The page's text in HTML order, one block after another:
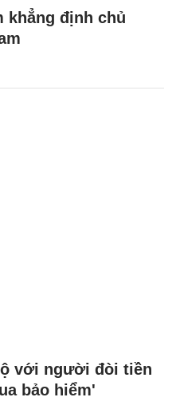
khẳng định chủ
với người đòi tiền
bảo hiểm'